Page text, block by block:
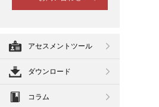
アセスメントツール
ダウンロード
コラム